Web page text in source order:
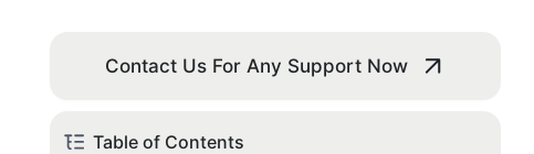
Contact Us For Any Support Now
Table of Contents